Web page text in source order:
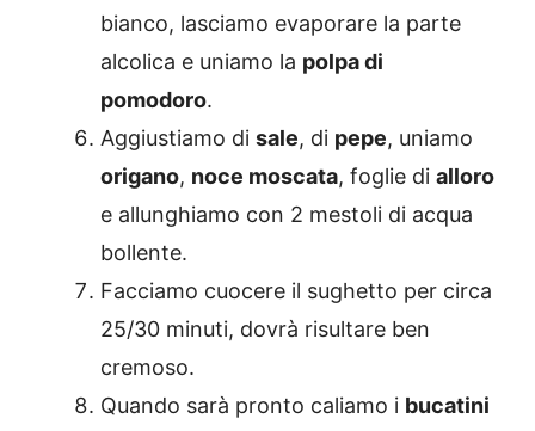
bianco, lasciamo evaporare la parte
alcolica e uniamo la polpa di
pomodoro.
Aggiustiamo di sale, di pepe, uniamo
origano, noce moscata, foglie di alloro
e allunghiamo con 2 mestoli di acqua
bollente.
Facciamo cuocere il sughetto per circa
25/30 minuti, dovrà risultare ben
cremoso.
Quando sarà pronto caliamo i bucatini